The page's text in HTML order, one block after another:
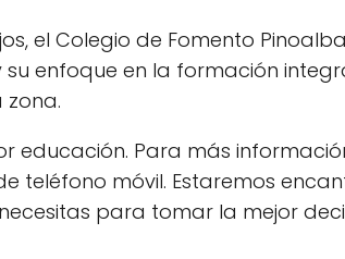
el Colegio de Fomento
enfoque en la formación
educación. Para más
teléfono móvil. Estaremos
para tomar la mejor